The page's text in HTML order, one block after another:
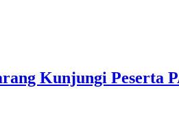
Kunjungi Peserta